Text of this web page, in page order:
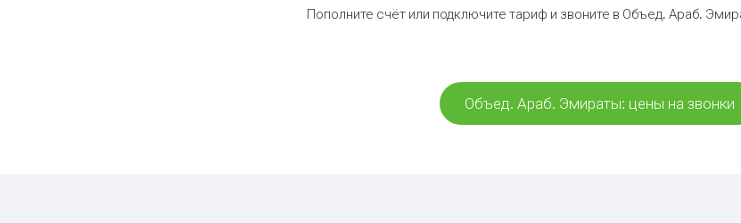
Пополните счёт или подключите тариф и звоните в Объед. Араб.
Объед. Араб. Эмираты: цены на звонки